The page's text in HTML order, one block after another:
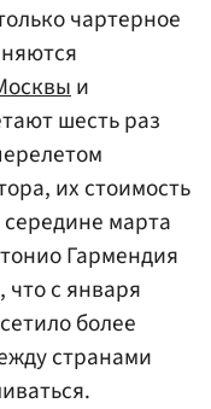
чартерное
и
шесть раз
их стоимость
марта
Гармендия
что с января
более
странами